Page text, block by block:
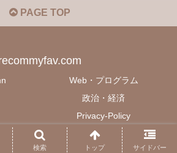
PAGE TOP
Web・プログラム
政治・経済
Privacy-Policy
2022 recommyfav.com.
検索 トップ サイドバー